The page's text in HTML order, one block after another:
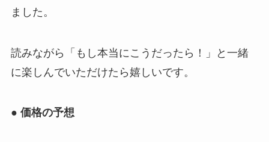
ました。
読みながら「もし本当にこうだったら！」と一緒
に楽しんでいただけたら嬉しいです。
● 価格の予想